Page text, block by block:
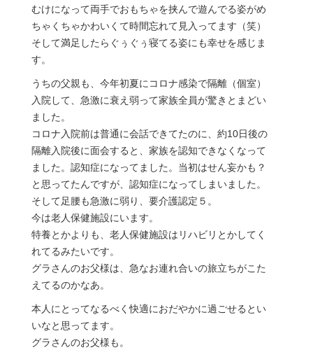
むけになって両手でおもちゃを挟んで遊んでる姿がめ
ちゃくちゃかわいくて時間忘れて見入ってます（笑）
そして満足したらぐぅぐぅ寝てる姿にも幸せを感じま
す。
うちの父親も、今年初夏にコロナ感染で隔離（個室）
入院して、急激に衰え弱って家族全員が驚きとまどい
ました。
コロナ入院前は普通に会話できてたのに、約10日後の
隔離入院後に面会すると、家族を認知できなくなって
ました。認知症になってました。当初はせん妄かも？
と思ってたんですが、認知症になってしまいました。
そして足腰も急激に弱り、要介護認定５。
今は老人保健施設にいます。
特養とかよりも、老人保健施設はリハビリとかしてく
れてるみたいです。
グラさんのお父様は、急なお連れ合いの旅立ちがこた
えてるのかなあ。
本人にとってなるべく快適におだやかに過ごせるとい
いなと思ってます。
グラさんのお父様も。